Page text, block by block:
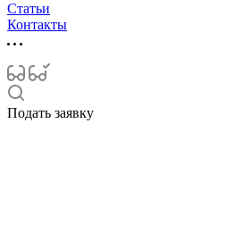
Статьи
Контакты
Подать заявку